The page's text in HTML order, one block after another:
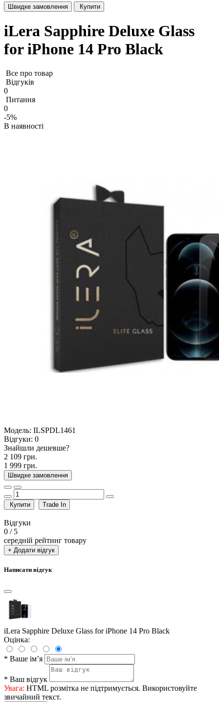
Швидке замовлення Купити
iLera Sapphire Deluxe Glass
for iPhone 14 Pro Black
Все про товар
Відгуків
0
Питання
0
-5%
В наявності
Модель: ILSPDL1461
Відгуки: 0
Знайшли дешевше?
2 109 грн.
1 999 грн.
Швидке замовлення
Купити Trade In
Відгуки
0 / 5
середній рейтинг товару
+ Додати відгук
Написати відгук
iLera Sapphire Deluxe Glass for iPhone 14 Pro Black
Оцінка:
* Ваше ім’я
* Ваш відгук
Увага: HTML розмітка не підтримується. Використовуйте
звичайний текст.